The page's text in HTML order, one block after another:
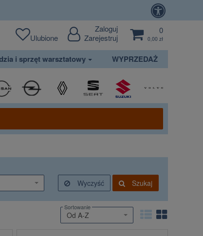
Ulubione
Zaloguj
Zarejestruj
0
0,00 zł
i sprzęt warsztatowy WYPRZEDAŻ
Wyczyść Szukaj
Od A-Z
Sortowanie